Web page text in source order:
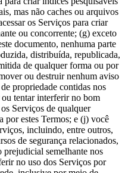
mas não caches ou arquivos
os Serviços para criar
ou concorrente; (g) exceto
documento, nenhuma parte
distribuída, republicada,
de qualquer forma ou por
ou destruir nenhum aviso
propriedade contidas nos
tentar interferir no bom
Serviços de qualquer
por estes Termos; e (j) você
incluindo, entre outros,
de segurança relacionados,
semelhante nos
no uso dos Serviços por